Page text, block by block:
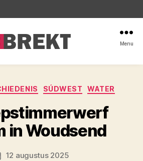
Menu
Categorieën
SÚDWEST WATER
in Woudsend
12 augustus 2025